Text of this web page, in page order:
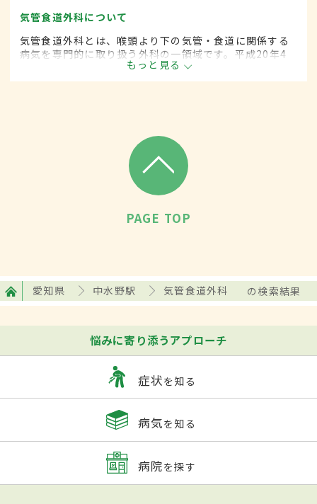
気管食道外科について
気管食道外科とは、喉頭より下の気管・食道に関係する
病気を専門的に取り扱う外科の一領域です。平成20年4
月の制度改正前は、気管食道科と呼ばれていました。
もっと見る
PAGE TOP
愛知県 中水野駅 気管食道外科 の検索結果
悩みに寄り添うアプローチ
症状を知る
病気を知る
病院を探す